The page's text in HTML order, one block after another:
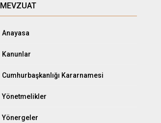
MEVZUAT
Anayasa
Kanunlar
Cumhurbaşkanlığı Kararnamesi
Yönetmelikler
Yönergeler